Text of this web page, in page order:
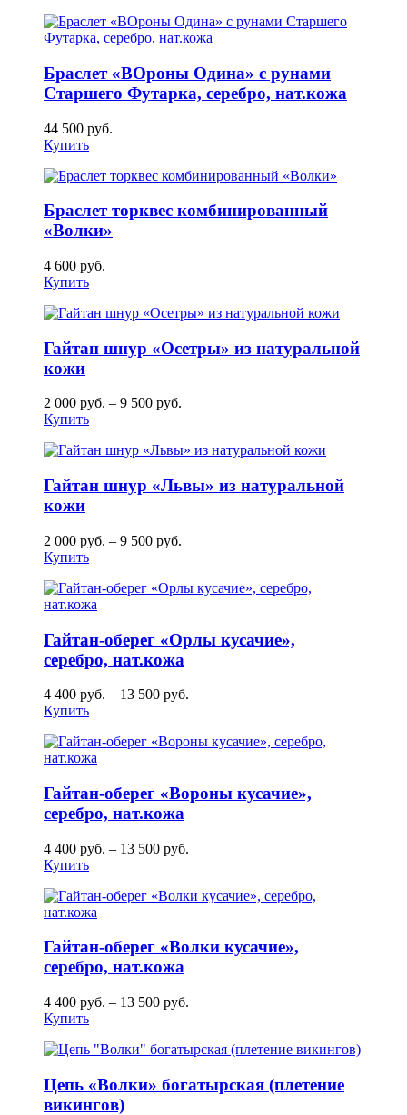
Браслет «ВОроны Одина» с рунами
Старшего Футарка, серебро, нат.кожа
44 500 руб.
Купить
Браслет торквес комбинированный
«Волки»
4 600 руб.
Купить
Гайтан шнур «Осетры» из натуральной
кожи
2 000 руб. – 9 500 руб.
Купить
Гайтан шнур «Львы» из натуральной
кожи
2 000 руб. – 9 500 руб.
Купить
Гайтан-оберег «Орлы кусачие»,
серебро, нат.кожа
4 400 руб. – 13 500 руб.
Купить
Гайтан-оберег «Вороны кусачие»,
серебро, нат.кожа
4 400 руб. – 13 500 руб.
Купить
Гайтан-оберег «Волки кусачие»,
серебро, нат.кожа
4 400 руб. – 13 500 руб.
Купить
Цепь «Волки» богатырская (плетение
викингов)